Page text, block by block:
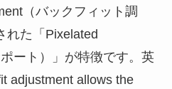
（バックフィット調
れた「Pixelated
ート）」が特徴です。英
adjustment allows the